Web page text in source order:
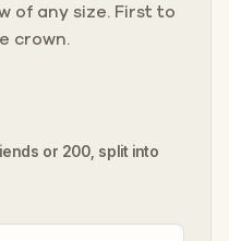
of any size. First to
crown.
or 200, split into